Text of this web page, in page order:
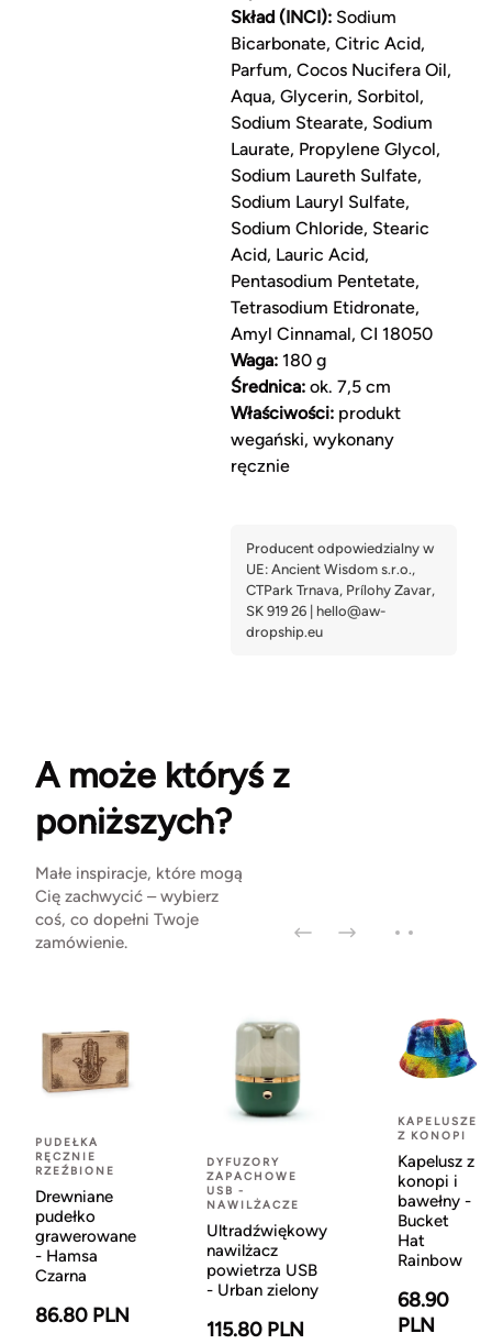
Skład (INCI):Sodium
Bicarbonate, Citric Acid,
Parfum, Cocos Nucifera Oil,
Aqua, Glycerin, Sorbitol,
Sodium Stearate, Sodium
Laurate, Propylene Glycol,
Sodium Laureth Sulfate,
Sodium Lauryl Sulfate,
Sodium Chloride, Stearic
Acid, Lauric Acid,
Pentasodium Pentetate,
Tetrasodium Etidronate,
Amyl Cinnamal, CI 18050
Waga:180 g
Średnica:ok. 7,5 cm
Właściwości:produkt
wegański, wykonany
ręcznie
A może któryś z
poniższych?
Małe inspiracje, które mogą
Cię zachwycić – wybierz
coś, co dopełni Twoje
zamówienie.
PUDEŁKA
RĘCZNIE
RZEŹBIONE
Drewniane
pudełko
grawerowane
- Hamsa
Czarna
86.80 PLN
DYFUZORY
ZAPACHOWE
USB -
NAWILŻACZE
Ultradźwiękowy
nawilżacz
powietrza USB
- Urban zielony
115.80 PLN
KAPELUSZE
Z KONOPI
Kapelusz z
konopi i
bawełny -
Bucket
Hat
Rainbow
68.90
PLN